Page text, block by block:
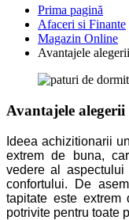
Prima pagină
Afaceri si Finante
Magazin Online
Avantajele
Avantajele
Ideea achizitionarii
extrem de buna,
vedere al
confortului. De
tapitate este extrem
potrivite pentru toate